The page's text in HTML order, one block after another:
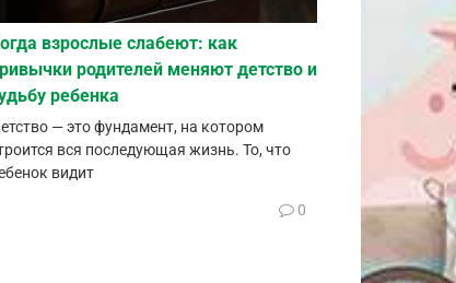
взрослые слабеют: как
родителей меняют детство и
ребенка
— это фундамент, на котором
вся последующая жизнь. То, что
видит
0